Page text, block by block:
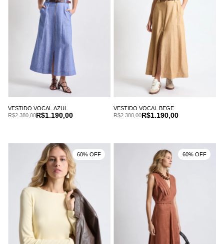
VESTIDO VOCAL AZUL
R$1.190,00
R$2.380,00
VESTIDO VOCAL BEGE
R$1.190,00
R$2.380,00
60% OFF 60% OFF